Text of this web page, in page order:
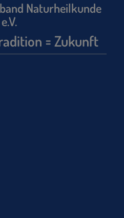
Naturheilkunde
e.V.
= Zukunft